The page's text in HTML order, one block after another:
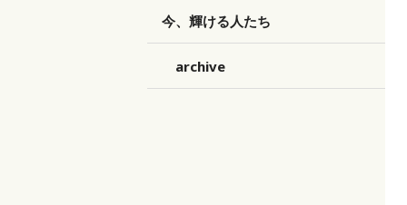
今、輝ける人たち
archive